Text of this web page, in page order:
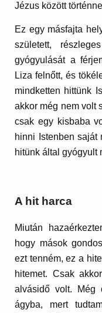
Jézus között
Ez egy másfajta
született,
gyógyulását a
Liza felnőtt, és
mindketten hittünk
akkor még nem volt
csak egy kisbaba
hinni Istenben saját
hitünk által gyógyult
A hit harca
Miután
hogy mások
ezt tenném, ez a
hitemet. Csak
alvásidő volt. Még
ágyba, mert